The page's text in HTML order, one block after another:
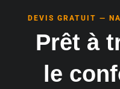
DEVIS GRATUIT —
Prêt à
le